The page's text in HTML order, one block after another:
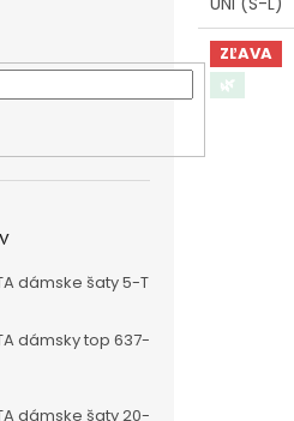
dámske šaty 5-T
dámsky top 637-
dámske šaty 20-
ZĽAVA
🌿